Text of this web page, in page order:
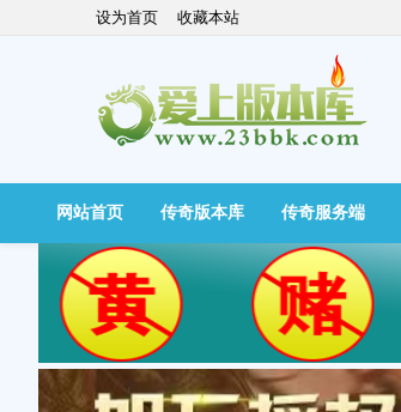
设为首页 收藏本站
快捷导航
网站首页 传奇版本库 传奇服务端